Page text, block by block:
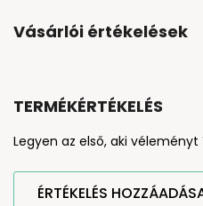
Vásárlói értékelések
TERMÉKÉRTÉKELÉS
Legyen az első, aki
ÉRTÉKELÉS